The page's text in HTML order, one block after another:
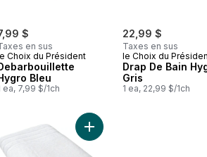
$
en sus
Choix du Président
Bleu
ea, 7,99 $/1ch
22,99 $
Taxes en sus
le Choix du
Drap De Bain
Gris
1 ea, 22,99 $/1ch
au panier Hygro Gris au panier
Ajouter Drap De Bain